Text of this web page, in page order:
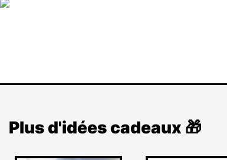
Plus d'idées cadeaux 🎁